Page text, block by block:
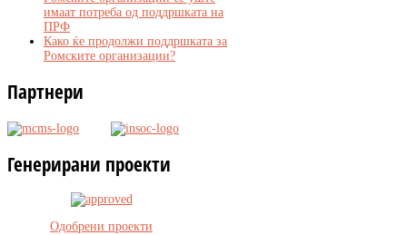
имаат потреба од поддршката на
ПРФ
Како ќе продолжи поддршката за
Ромските организации?
Партнери
Генерирани проекти
Одобрени проекти